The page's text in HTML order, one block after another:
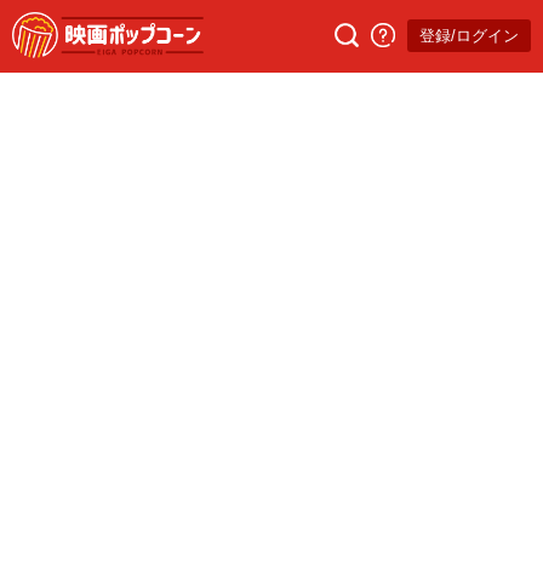
登録/ログイン